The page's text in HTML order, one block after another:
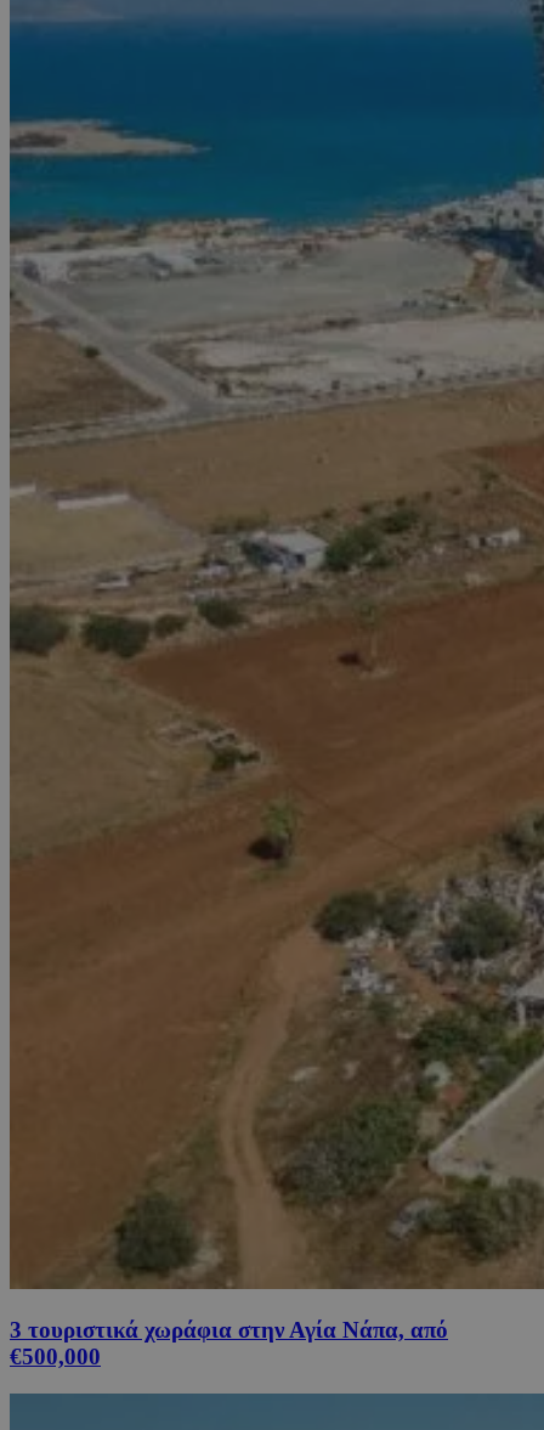
3 τουριστικά χωράφια στην Αγία Νάπα, από
€500,000